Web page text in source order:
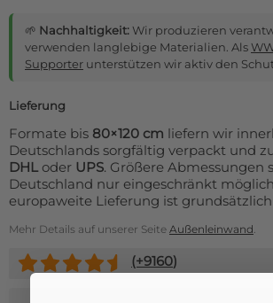
🌱 Nachhaltigkeit:Wir produzieren
verwenden langlebige Materialien. Als
Supporter unterstützen wir aktiv den
Lieferung
Formate bis 80×120 cm liefern wir
Deutschlands sorgfältig verpackt und
DHLoder UPS. Größere Abmessungen
Deutschland nur eingeschränkt
europaweite Lieferung ist
Mehr Details auf unserer Seite Außenleinwand.
(+9160)